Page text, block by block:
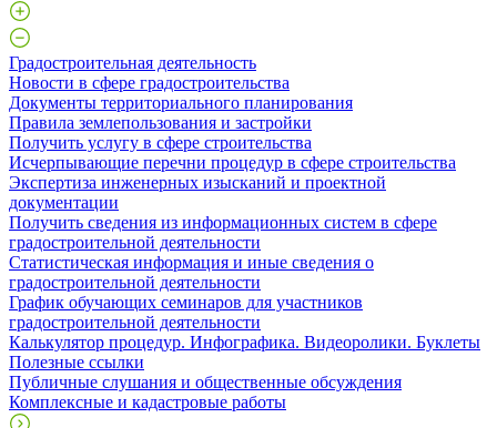
Градостроительная деятельность
Новости в сфере градостроительства
Документы территориального планирования
Правила землепользования и застройки
Получить услугу в сфере строительства
Исчерпывающие перечни процедур в сфере строительства
Экспертиза инженерных изысканий и проектной
документации
Получить сведения из информационных систем в сфере
градостроительной деятельности
Статистическая информация и иные сведения о
градостроительной деятельности
График обучающих семинаров для участников
градостроительной деятельности
Калькулятор процедур. Инфографика. Видеоролики. Буклеты
Полезные ссылки
Публичные слушания и общественные обсуждения
Комплексные и кадастровые работы